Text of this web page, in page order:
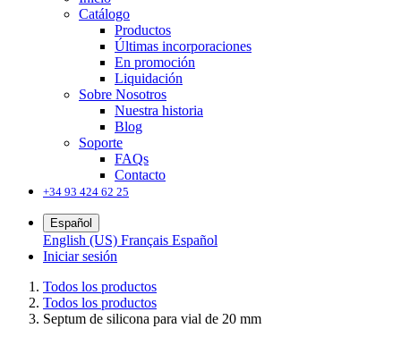
Catálogo
Productos
Últimas incorporaciones
En promoción
Liquidación
Sobre Nosotros
Nuestra historia
Blog
Soporte
FAQs
Contacto
+34 93 424 62 25
Español
English (US) Français Español
Iniciar sesión
Todos los productos
Todos los productos
Septum de silicona para vial de 20 mm